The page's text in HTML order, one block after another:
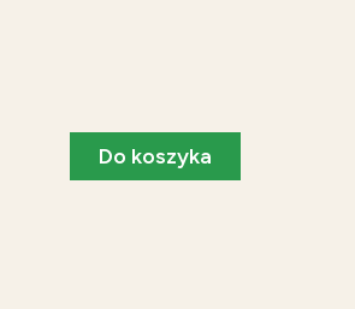
Do koszyka